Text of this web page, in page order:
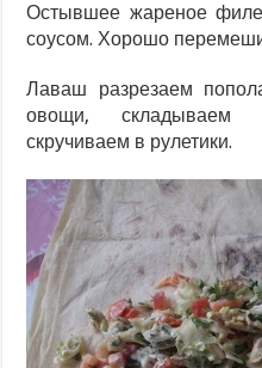
Остывшее жареное
соусом. Хорошо
Лаваш разрезаем
овощи, складываем
скручиваем в рулетики.